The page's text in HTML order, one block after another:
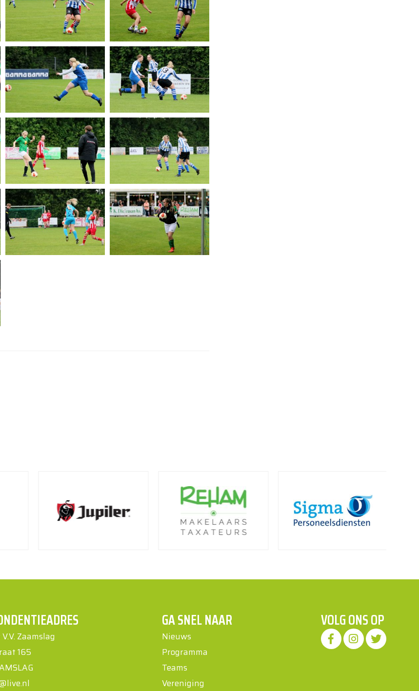
Zaamslag
165
GA SNEL NAAR
Nieuws
Programma
Teams
Vereniging
VOLG ONS OP